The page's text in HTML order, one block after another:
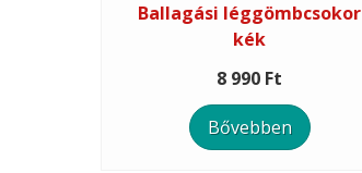
Ballagási léggömbcsokor
kék
8 990 Ft
Bővebben